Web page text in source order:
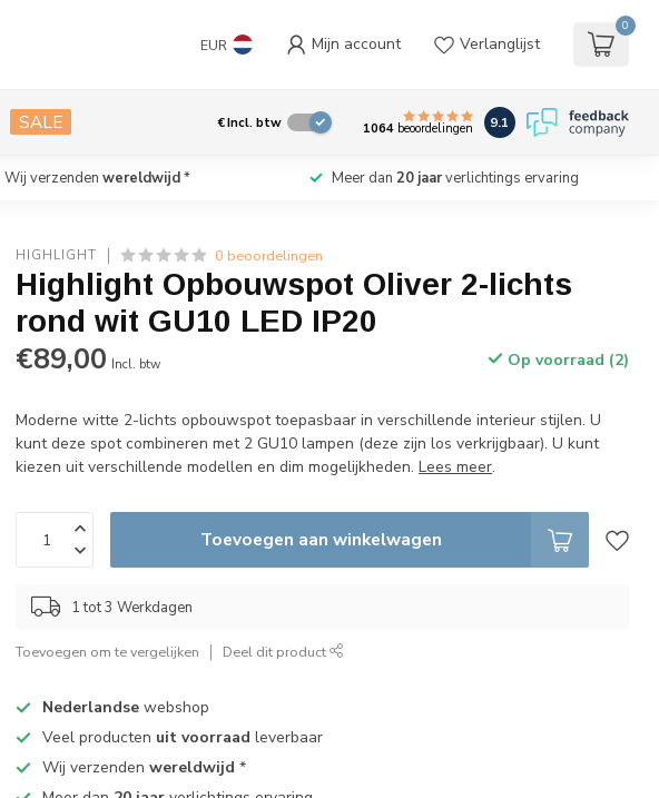
EUR Mijn account Verlanglijst
0
SALE €Incl. btw 1064beoordelingen 9.1
Wij verzenden wereldwijd* Meer dan 20 jaarverlichtings ervaring
HIGHLIGHT 0 beoordelingen
Highlight Opbouwspot Oliver 2-lichts
rond wit GU10 LED IP20
€89,00 Incl. btw Op voorraad (2)
Moderne witte 2-lichts opbouwspot toepasbaar in verschillende interieur stijlen. U
kunt deze spot combineren met 2 GU10 lampen (deze zijn los verkrijgbaar). U kunt
kiezen uit verschillende modellen en dim mogelijkheden.Lees meer.
Toevoegen aan winkelwagen
1 tot 3 Werkdagen
Toevoegen om te vergelijken Deel dit product
Nederlandse webshop
Veel producten uit voorraadleverbaar
Wij verzendenwereldwijd *